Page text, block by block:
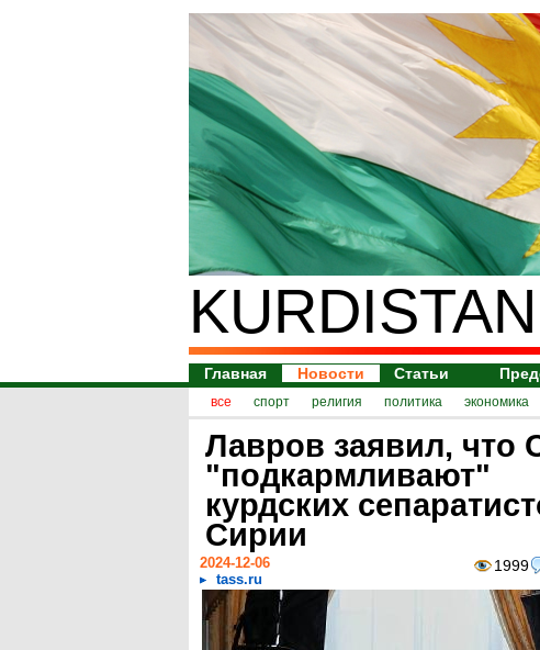
Главная Новости Статьи
все спорт религия политика экономика
Лавров заявил,
"подкармливают"
курдских
Сирии
1999
2024-12-06
tass.ru